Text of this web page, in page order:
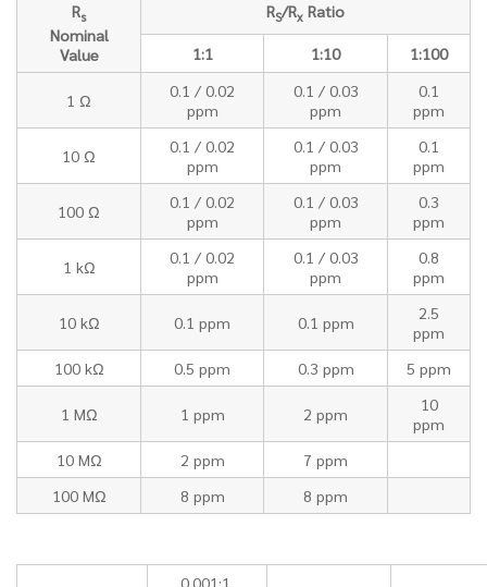
Rs
Nominal
Value
RS/Rx Ratio
1:1 1:10 1:100
1 Ω
0.1 / 0.02
ppm
0.1 / 0.03
ppm
0.1
ppm
10 Ω
0.1 / 0.02
ppm
0.1 / 0.03
ppm
0.1
ppm
100 Ω
0.1 / 0.02
ppm
0.1 / 0.03
ppm
0.3
ppm
1 kΩ
0.1 / 0.02
ppm
0.1 / 0.03
ppm
0.8
ppm
10 kΩ 0.1 ppm 0.1 ppm
2.5
ppm
100 kΩ
0.5 ppm 0.3 ppm 5 ppm
1 MΩ 1 ppm 2 ppm
10
ppm
10 MΩ
2 ppm
7 ppm
100 MΩ
8 ppm 8 ppm
0.001:1,